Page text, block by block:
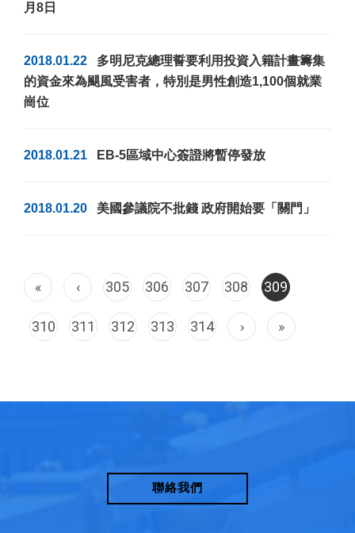
月8日
2018.01.22
多明尼克總理誓要利用投資入籍計畫籌集
的資金來為颶風受害者，特別是男性創造1,100個就業
崗位
2018.01.21 EB-5區域中心簽證將暫停發放
2018.01.20 美國參議院不批錢 政府開始要「關門」
« ‹ 305 306 307 308 309
310 311 312 313 314 › »
聯絡我們